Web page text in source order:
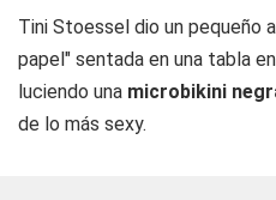
Tini Stoessel dio un pequeño
papel" sentada en una tabla
luciendo una microbikini
de lo más sexy.